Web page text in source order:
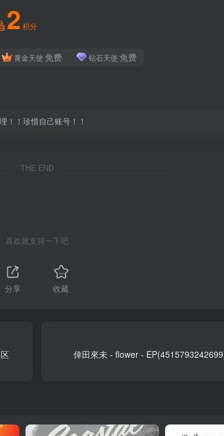
2 积分
黄金天使 免费 钻石天使 免费
！！珍惜自己账号！！
THE END
喜欢就支持一下吧
分享 收藏
倖田來未 - flower -